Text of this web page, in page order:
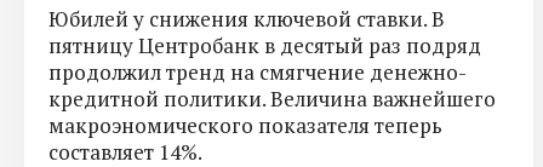
Юбилей у снижения ключевой ставки. В
пятницу Центробанк в десятый раз подряд
продолжил тренд на смягчение денежно-
кредитной политики. Величина важнейшего
макроэномического показателя теперь
составляет 14%.